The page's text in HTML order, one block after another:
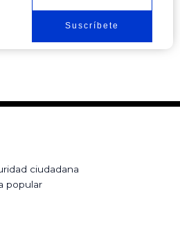
Suscríbete
ciudadana
popular